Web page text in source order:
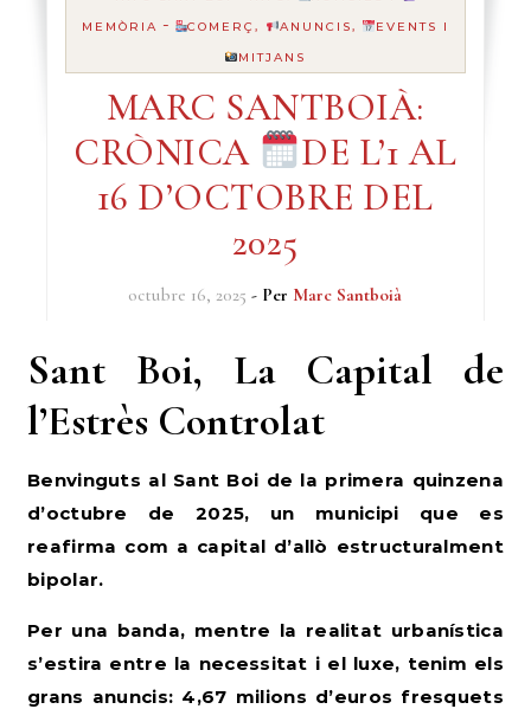
MEMÒRIA - COMERÇ, ANUNCIS,
EVENTS I
MITJANS
MARC SANTBOIÀ:
CRÒNICA
DE L’1 AL
16 D’OCTOBRE DEL
2025
octubre 16, 2025 - Per Marc Santboià
Sant Boi, La Capital de
l’Estrès Controlat
Benvinguts al Sant Boi de la primera quinzena
d’octubre de 2025, un municipi que es
reafirma com a capital d’allò estructuralment
bipolar.
Per una banda, mentre la realitat urbanística
s’estira entre la necessitat i el luxe, tenim els
grans anuncis: 4,67 milions d’euros fresquets